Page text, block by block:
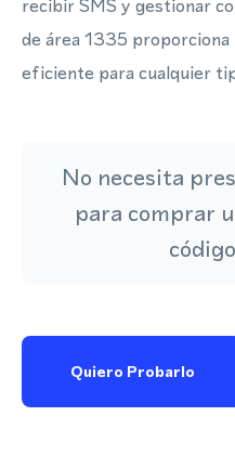
recibir SMS y gestionar
de área 1335
eficiente para cualquier
No necesita
para comprar
Quiero Probarlo